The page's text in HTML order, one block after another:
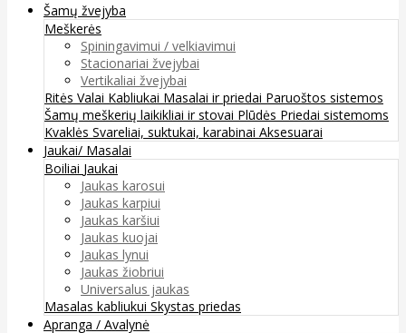
Šamų žvejyba
Meškerės
Spiningavimui / velkiavimui
Stacionariai žvejybai
Vertikaliai žvejybai
Ritės Valai Kabliukai Masalai ir priedai Paruoštos sistemos
Šamų meškerių laikikliai ir stovai Plūdės Priedai sistemoms
Kvaklės Svareliai, suktukai, karabinai Aksesuarai
Jaukai/ Masalai
Boiliai Jaukai
Jaukas karosui
Jaukas karpiui
Jaukas karšiui
Jaukas kuojai
Jaukas lynui
Jaukas žiobriui
Universalus jaukas
Masalas kabliukui Skystas priedas
Apranga / Avalynė